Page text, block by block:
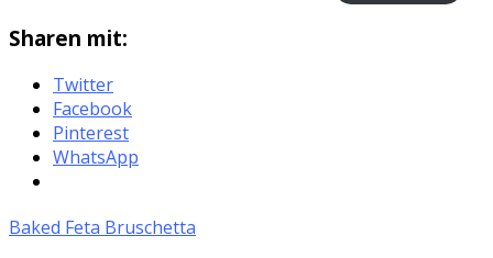
Sharen mit:
Twitter
Facebook
Pinterest
WhatsApp
Baked Feta Bruschetta